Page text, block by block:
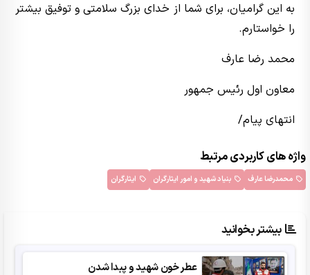
به این گرامیان، برای شما از خدای بزرگ سلامتی و توفیق بیشتر
را خواستارم.
محمد رضا عارف
معاون اول رئیس جمهور
انتهای پیام/
واژه های کاربردی مرتبط
محمدرضا عارف بنیاد شهید و امور ایثارگران ایثارگران
بیشتر بخوانید
عطر خون شهید و پبدا شدن